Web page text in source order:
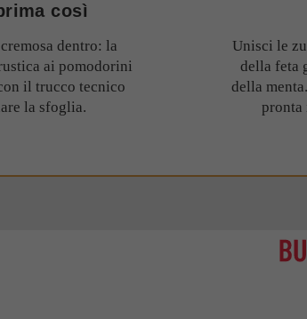
così
dentro: la
ai pomodorini
il trucco tecnico
la sfoglia.
Unisci le
della feta
della
pronta